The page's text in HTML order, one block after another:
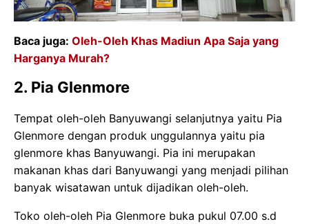
Baca juga: Oleh-Oleh Khas Madiun Apa Saja yang
Harganya Murah?
2. Pia Glenmore
Tempat oleh-oleh Banyuwangi selanjutnya yaitu Pia
Glenmore dengan produk unggulannya yaitu pia
glenmore khas Banyuwangi. Pia ini merupakan
makanan khas dari Banyuwangi yang menjadi pilihan
banyak wisatawan untuk dijadikan oleh-oleh.
Toko oleh-oleh Pia Glenmore buka pukul 07.00 s.d